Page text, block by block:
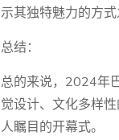
示其独特魅力的方
总结：
总的来说，2024年
觉设计、文化多样
人瞩目的开幕式。